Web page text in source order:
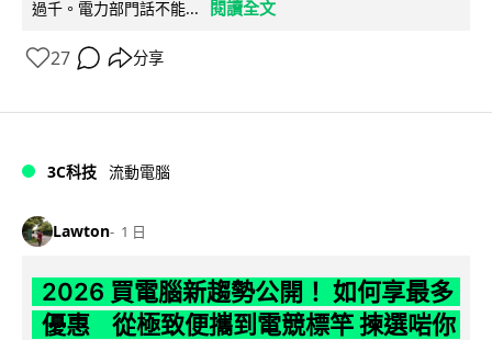
過千。電力部門話不能...
閱讀全文
27 分享
3C科技 流動電腦
Lawton 1 日
2026 買電腦新趨勢公開！ 如何享最多
優惠 從極致便攜到電競標竿 揀選啱你